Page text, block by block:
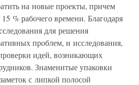
на новые проекты, причем
% рабочего времени. Благодаря
для решения
проблем, и исследования,
идей, возникающих
Знаменитые упаковки
с липкой полосой